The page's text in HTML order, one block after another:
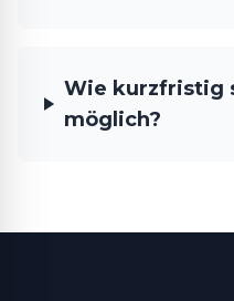
Wie kurzfristig
möglich?